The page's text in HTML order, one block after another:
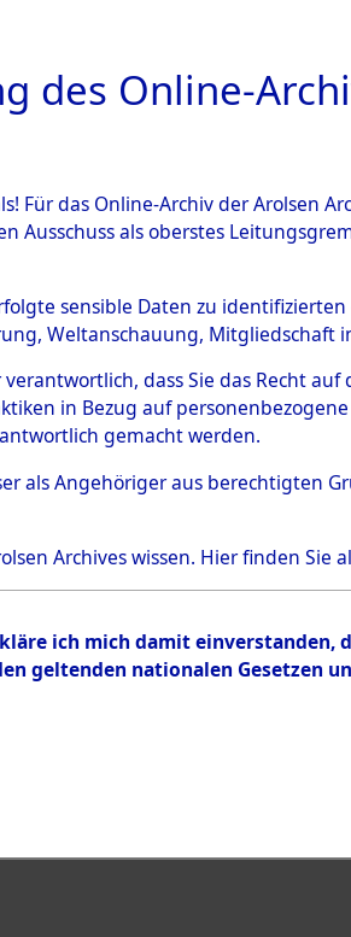
ARCHIVALE
0016
Person
des Online-
Für das Online-Archiv der Arolsen
Ausschuss als oberstes
sensible Daten zu
Weltanschauung,
dass Sie das Recht
in Bezug auf
gemacht werden.
als Angehöriger aus
Archives wissen. Hierfinden Sie
ich mich damit einverstanden,
geltenden nationalen Gesetzen